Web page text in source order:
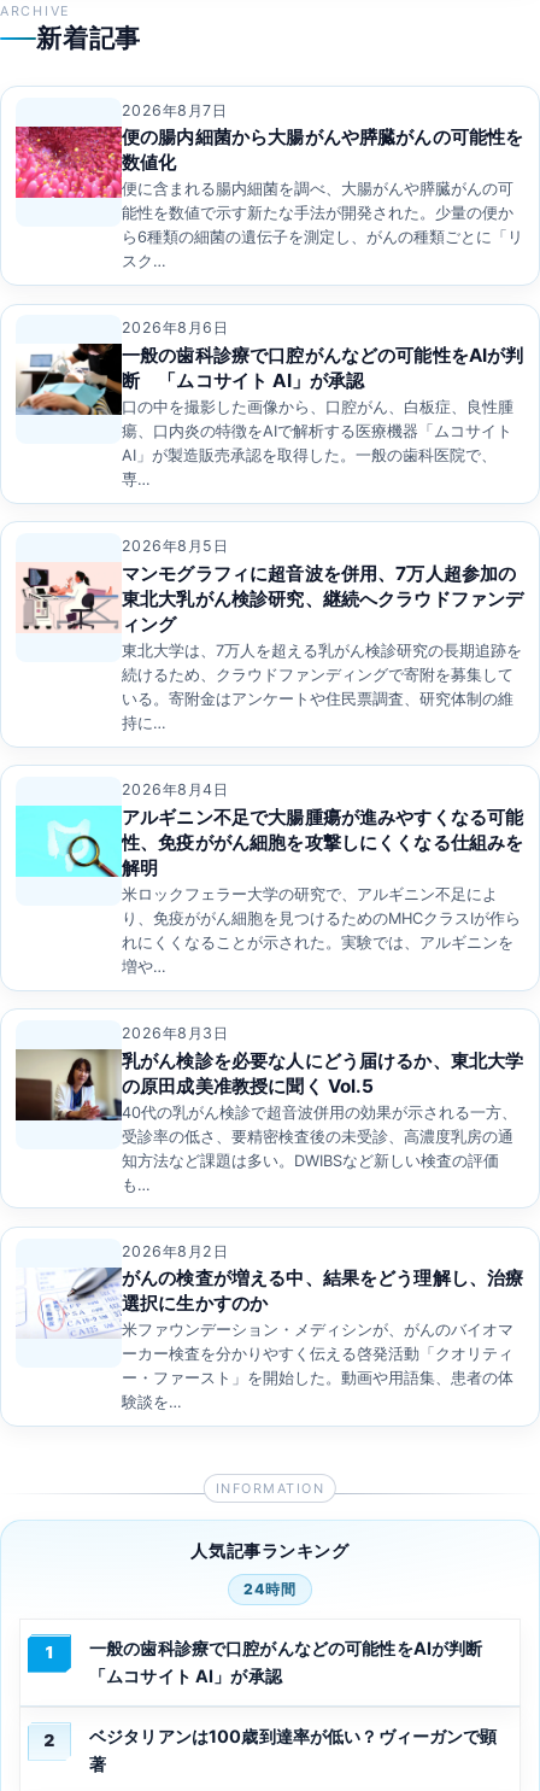
ョ
ン
ARCHIVE
新着記事
2026年8月7日
便の腸内細菌から大腸がんや膵臓がんの可能性を
数値化
便に含まれる腸内細菌を調べ、大腸がんや膵臓がんの可
能性を数値で示す新たな手法が開発された。少量の便か
ら6種類の細菌の遺伝子を測定し、がんの種類ごとに「リ
スク…
2026年8月6日
一般の歯科診療で口腔がんなどの可能性をAIが判
断 「ムコサイト AI」が承認
口の中を撮影した画像から、口腔がん、白板症、良性腫
瘍、口内炎の特徴をAIで解析する医療機器「ムコサイト
AI」が製造販売承認を取得した。一般の歯科医院で、
専…
2026年8月5日
マンモグラフィに超音波を併用、7万人超参加の
東北大乳がん検診研究、継続へクラウドファンデ
ィング
東北大学は、7万人を超える乳がん検診研究の長期追跡を
続けるため、クラウドファンディングで寄附を募集して
いる。寄附金はアンケートや住民票調査、研究体制の維
持に…
2026年8月4日
アルギニン不足で大腸腫瘍が進みやすくなる可能
性、免疫ががん細胞を攻撃しにくくなる仕組みを
解明
米ロックフェラー大学の研究で、アルギニン不足によ
り、免疫ががん細胞を見つけるためのMHCクラスIが作ら
れにくくなることが示された。実験では、アルギニンを
増や…
2026年8月3日
乳がん検診を必要な人にどう届けるか、東北大学
の原田成美准教授に聞く Vol.5
40代の乳がん検診で超音波併用の効果が示される一方、
受診率の低さ、要精密検査後の未受診、高濃度乳房の通
知方法など課題は多い。DWIBSなど新しい検査の評価
も…
2026年8月2日
がんの検査が増える中、結果をどう理解し、治療
選択に生かすのか
米ファウンデーション・メディシンが、がんのバイオマ
ーカー検査を分かりやすく伝える啓発活動「クオリティ
ー・ファースト」を開始した。動画や用語集、患者の体
験談を…
人気記事ランキング
24時間
1
一般の歯科診療で口腔がんなどの可能性をAIが判断
「ムコサイト AI」が承認
2
ベジタリアンは100歳到達率が低い？ヴィーガンで顕
著